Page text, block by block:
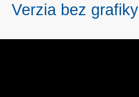
Verzia bez grafiky